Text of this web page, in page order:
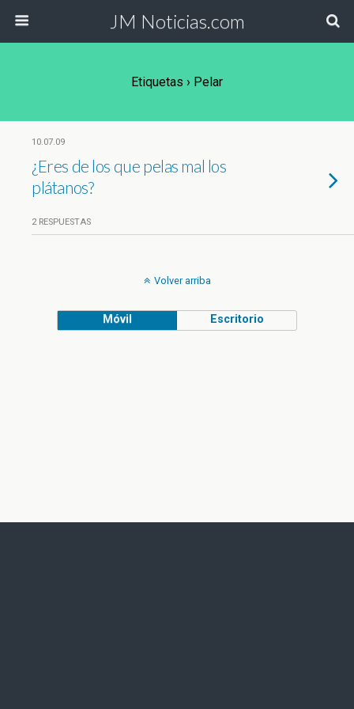
JM Noticias.com
Etiquetas › Pelar
10.07.09
¿Eres de los que pelas mal los
plátanos?
2 RESPUESTAS
Volver arriba
Móvil Escritorio